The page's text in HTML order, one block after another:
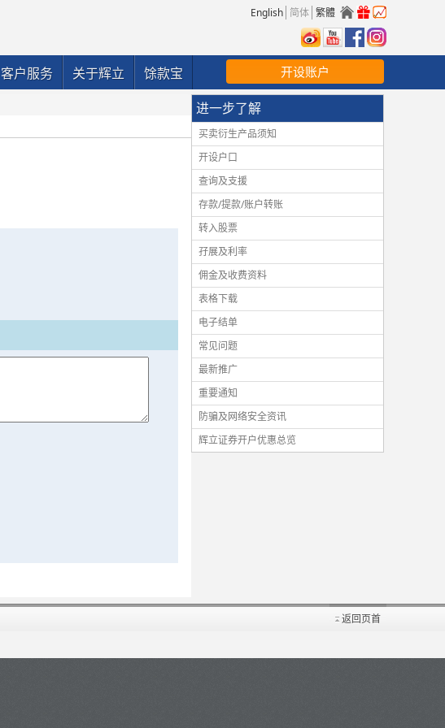
English 简体 繁體
客户服务 关于辉立 馀款宝 开设账户
进一步了解
买卖衍生产品须知
开设户口
查询及支援
存款/提款/账户转账
转入股票
孖展及利率
佣金及收费资料
表格下载
电子结单
常见问题
最新推广
重要通知
防骗及网络安全资讯
辉立证券开户优惠总览
返回页首